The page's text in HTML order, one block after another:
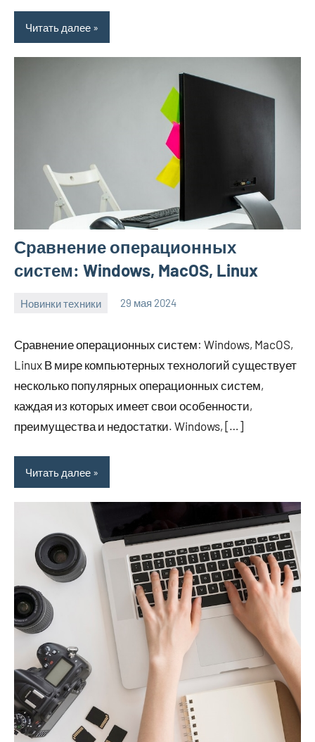
Читать далее
Сравнение операционных
систем: Windows, MacOS, Linux
Новинки техники 29 мая 2024
vetupr50_ru
Нет
Сравнение операционных систем: Windows, MacOS,
Linux В мире компьютерных технологий существует
несколько популярных операционных систем,
каждая из которых имеет свои особенности,
преимущества и недостатки. Windows, […]
Читать далее